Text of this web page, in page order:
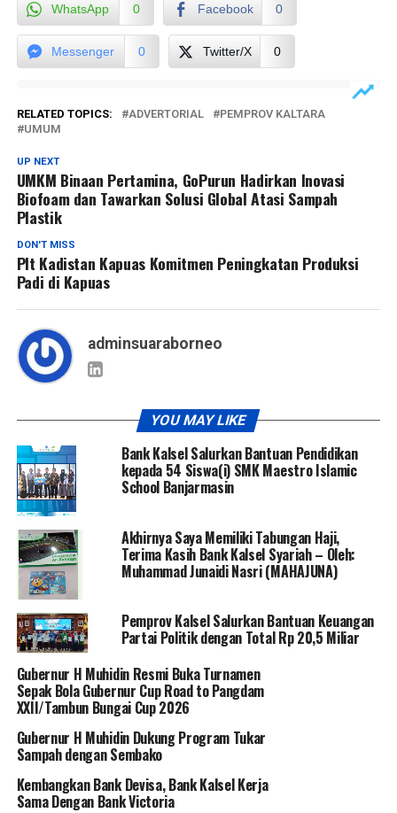
WhatsApp 0 Facebook 0
Messenger 0 Twitter/X 0
RELATED TOPICS: ADVERTORIAL
PEMPROV KALTARA
UMUM
UP NEXT
UMKM Binaan Pertamina, GoPurun Hadirkan Inovasi
Biofoam dan Tawarkan Solusi Global Atasi Sampah
Plastik
DON'T MISS
Plt Kadistan Kapuas Komitmen Peningkatan Produksi
Padi di Kapuas
adminsuaraborneo
YOU MAY LIKE
Bank Kalsel Salurkan Bantuan Pendidikan
kepada 54 Siswa(i) SMK Maestro Islamic
School Banjarmasin
Akhirnya Saya Memiliki Tabungan Haji,
Terima Kasih Bank Kalsel Syariah – Oleh:
Muhammad Junaidi Nasri (MAHAJUNA)
Pemprov Kalsel Salurkan Bantuan Keuangan
Partai Politik dengan Total Rp 20,5 Miliar
Gubernur H Muhidin Resmi Buka Turnamen
Sepak Bola Gubernur Cup Road to Pangdam
XXII/Tambun Bungai Cup 2026
Gubernur H Muhidin Dukung Program Tukar
Sampah dengan Sembako
Kembangkan Bank Devisa, Bank Kalsel Kerja
Sama Dengan Bank Victoria